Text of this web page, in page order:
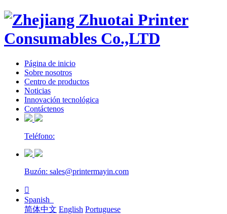
Página de inicio
Sobre nosotros
Centro de productos
Noticias
Innovación tecnológica
Contáctenos
Teléfono:
Buzón: sales@printermayin.com

Spanish
简体中文 English Portuguese